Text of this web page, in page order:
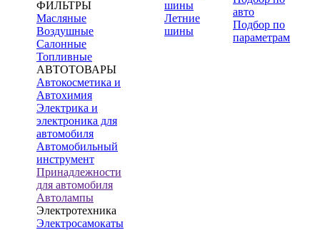
ФИЛЬТРЫ
Масляные
Воздушные
Салонные
Топливные
АВТОТОВАРЫ
Автокосметика и
Автохимия
Электрика и
электроника для
автомобиля
Автомобильный
инструмент
Принадлежности
для автомобиля
Автолампы
Электротехника
Электросамокаты
шины
Летние
шины
авто
Подбор по
параметрам